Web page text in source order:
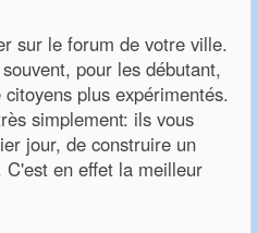
sur le forum de votre ville.
pour les débutant,
plus expérimentés.
simplement: ils vous
jour, de construire un
en effet la meilleur